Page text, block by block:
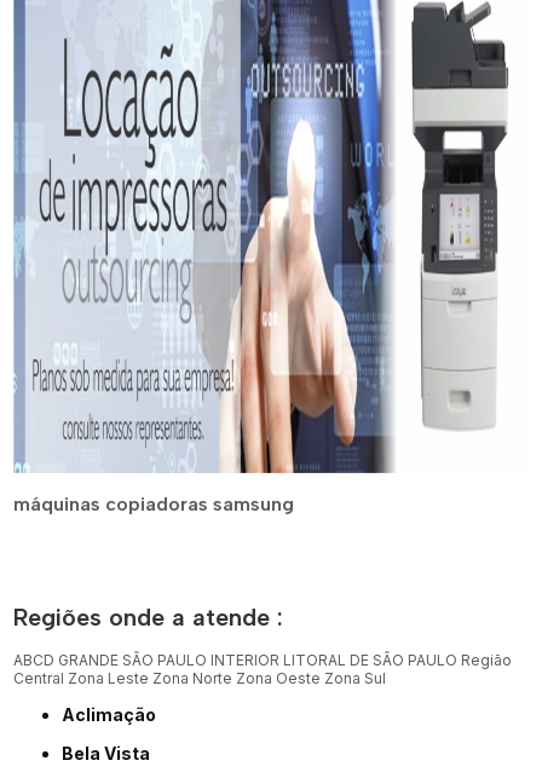
máquinas copiadoras samsung
Regiões onde a atende :
ABCD GRANDE SÃO PAULO INTERIOR LITORAL DE SÃO PAULO Região
Central Zona Leste Zona Norte Zona Oeste Zona Sul
Aclimação
Bela Vista